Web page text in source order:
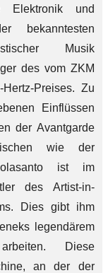
Elektronik und
Musik
des vom ZKM
Preises. Zu
Einflüssen
der Avantgarde
wie der
ist im
des Artist-in-
Dies gibt ihm
legendärem
Diese
an der der